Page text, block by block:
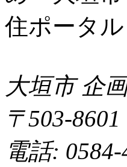
大垣市 企
〒503-
電話: 0584-